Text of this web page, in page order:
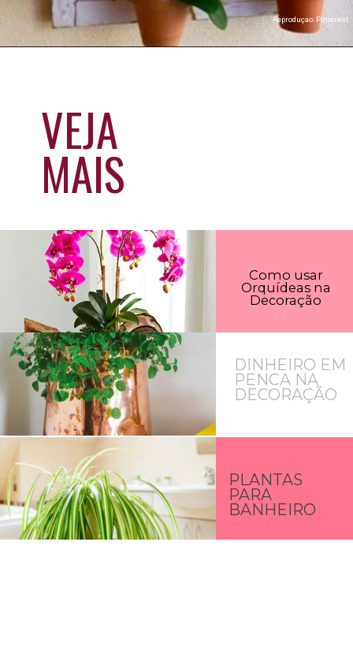
Reproduçao: Pinterest
Como usar
Orquídeas na
Decoração
DINHEIRO EM
PENCA NA
DECORAÇÃO
PLANTAS
PARA
BANHEIRO
VEJA
MAIS